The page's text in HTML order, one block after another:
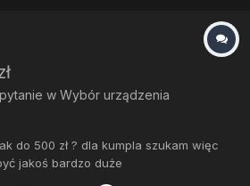
w Wybór urządzenia
do 500 zł ? dla kumpla szukam więc
jakoś bardzo duże